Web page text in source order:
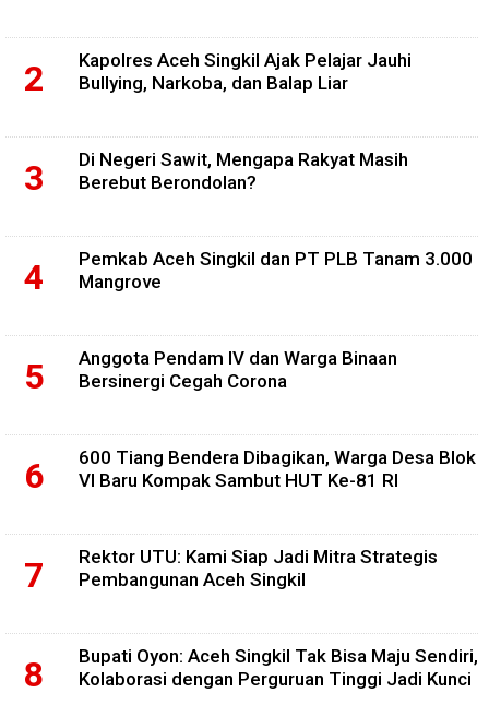
Kapolres Aceh Singkil Ajak Pelajar Jauhi
Bullying, Narkoba, dan Balap Liar
Di Negeri Sawit, Mengapa Rakyat Masih
Berebut Berondolan?
Pemkab Aceh Singkil dan PT PLB Tanam 3.000
Mangrove
Anggota Pendam IV dan Warga Binaan
Bersinergi Cegah Corona
600 Tiang Bendera Dibagikan, Warga Desa Blok
VI Baru Kompak Sambut HUT Ke-81 RI
Rektor UTU: Kami Siap Jadi Mitra Strategis
Pembangunan Aceh Singkil
Bupati Oyon: Aceh Singkil Tak Bisa Maju Sendiri,
Kolaborasi dengan Perguruan Tinggi Jadi Kunci